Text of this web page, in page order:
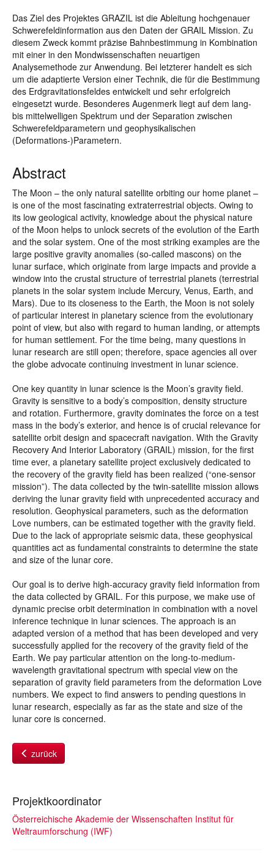
Das Ziel des Projektes GRAZIL ist die Ableitung hochgenauer
Schwerefeldinformation aus den Daten der GRAIL Mission. Zu
diesem Zweck kommt präzise Bahnbestimmung in Kombination
mit einer in den Mondwissenschaften neuartigen
Analysemethode zur Anwendung. Bei letzterer handelt es sich
um die adaptierte Version einer Technik, die für die Bestimmung
des Erdgravitationsfeldes entwickelt und sehr erfolgreich
eingesetzt wurde. Besonderes Augenmerk liegt auf dem lang-
bis mittelwelligen Spektrum und der Separation zwischen
Schwerefeldparametern und geophysikalischen
(Deformations-)Parametern.
Abstract
The Moon – the only natural satellite orbiting our home planet –
is one of the most fascinating extraterrestrial objects. Owing to
its low geological activity, knowledge about the physical nature
of the Moon helps to unlock secrets of the evolution of the Earth
and the solar system. One of the most striking examples are the
large positive gravity anomalies (so-called mascons) on the
lunar surface, which originate from large impacts and provide a
window into the crustal structure of terrestrial planets (terrestrial
planets in the solar system include Mercury, Venus, Earth, and
Mars). Due to its closeness to the Earth, the Moon is not solely
of particular interest in planetary science from the evolutionary
point of view, but also with regard to human landing, or attempts
for human settlement. For the time being, many questions in
lunar research are still open; therefore, space agencies all over
the globe advocate continuing investment in lunar science.
One key quantity in lunar science is the Moon’s gravity field.
Gravity is sensitive to a body’s composition, density structure
and rotation. Furthermore, gravity dominates the force on a test
mass in the body’s exterior, and hence is of crucial relevance for
satellite orbit design and spacecraft navigation. With the Gravity
Recovery And Interior Laboratory (GRAIL) mission, for the first
time ever, a planetary satellite project exclusively dedicated to
the recovery of the gravity field has been realized (“one-sensor
mission”). The data collected by the twin-satellite mission allows
deriving the lunar gravity field with unprecedented accuracy and
resolution. Geophysical parameters, such as the deformation
Love numbers, can be estimated together with the gravity field.
Due to the lack of appropriate seismic data, these geophysical
quantities act as fundamental constraints to determine the state
and size of the lunar core.
Our goal is to derive high-accuracy gravity field information from
the data collected by GRAIL. For this purpose, we make use of
dynamic precise orbit determination in combination with a novel
inference technique in lunar sciences. The approach is an
adapted version of a method that has been developed and very
successfully applied for the recovery of the gravity field of the
Earth. We pay particular attention on the long-to-medium-
wavelength gravitational spectrum with special view on the
separation of gravity field parameters from the deformation Love
numbers. We expect to find answers to pending questions in
lunar research, especially as far as the state and size of the
lunar core is concerned.
zurück
Projektkoordinator
Österreichische Akademie der Wissenschaften Institut für
Weltraumforschung (IWF)